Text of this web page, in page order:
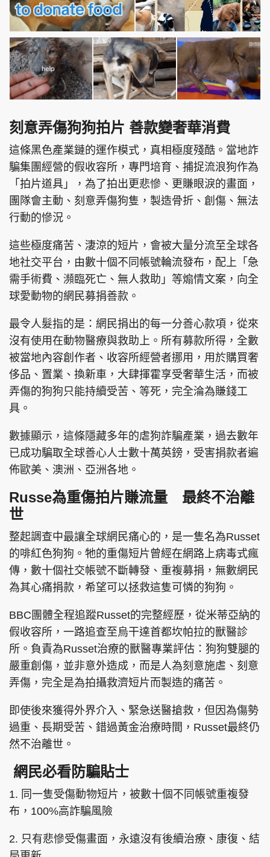
刻意弄傷狗狗拍片 善款變奢華消費
這條黑色產業鏈的運作模式，真相極度殘酷。當地詐
騙集團經營的假收容所，專門培育、捕捉流浪狗作為
「拍片道具」，為了拍出更悲慘、更賺眼淚的畫面，
團隊會主動、刻意弄傷狗隻，製造骨折、創傷、無法
行動的慘況。
這些極度痛苦、淒涼的短片，會被大量分流至全球各
地社交平台，由數十個不同帳號輪流發布，配上「急
需手術費、瀕臨死亡、無人救助」等煽情文案，向全
球愛動物的網民募捐善款。
最令人髮指的是：網民捐出的每一分善心款項，從來
沒有使用在動物醫療與救助上。所有募款所得，全數
被當地內容創作者、收容所經營者挪用，用於購買奢
侈品、置業、換新車，大肆揮霍享受奢華生活，而被
弄傷的狗狗只能持續受苦、等死，完全淪為賺錢工
具。
數據顯示，這條隱藏多年的虐狗詐騙產業，過去數年
已成功騙取全球善心人士數十萬英鎊，受害捐款者遍
佈歐美、澳洲、亞洲各地。
Russe為重傷拍片賺流量 最終不治離
世
整起調查中最讓全球網民痛心的，是一隻名為Russet
的啡紅色狗狗。牠的重傷短片曾經在網路上病毒式瘋
傳，數十個社交帳號不斷轉發、重複募捐，無數網民
為其心痛捐款，希望可以拯救這隻可憐的狗狗。
BBC團體全程追蹤Russet的完整經歷，從米蒂亞納的
假收容所，一路追查至烏干達首都坎帕拉的獸醫診
所。負責為Russet治療的獸醫專業評估：狗狗雙腿的
嚴重創傷，並非意外造成，而是人為刻意施虐、刻意
弄傷，完全是為拍攝救濟短片而製造的痛苦。
即使後來獲得外界介入、緊急送醫搶救，但因為傷勢
過重、長期受苦、錯過黃金治療時間，Russet最終仍
然不治離世。
網民必看防騙貼士
1. 同一隻受傷動物短片，被數十個不同帳號重複發
布，100%高詐騙風險
2. 只有悲慘受傷畫面，永遠沒有後續治療、康復、結